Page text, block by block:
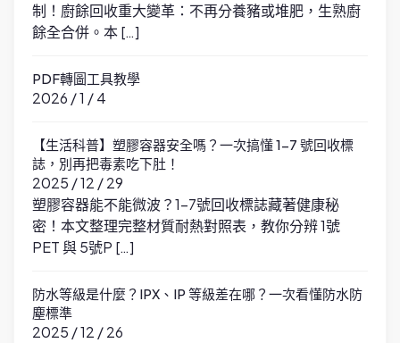
制！廚餘回收重大變革：不再分養豬或堆肥，生熟廚
餘全合併。本 […]
PDF轉圖工具教學
2026 / 1 / 4
【生活科普】塑膠容器安全嗎？一次搞懂 1-7 號回收標
誌，別再把毒素吃下肚！
2025 / 12 / 29
塑膠容器能不能微波？1-7號回收標誌藏著健康秘
密！本文整理完整材質耐熱對照表，教你分辨 1號
PET 與 5號P […]
防水等級是什麼？IPX、IP 等級差在哪？一次看懂防水防
塵標準
2025 / 12 / 26